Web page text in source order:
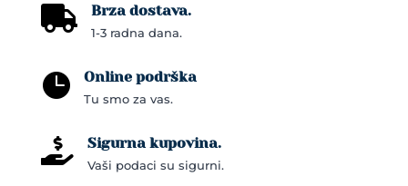
 Brza dostava.
1-3 radna dana.
 Online podrška
Tu smo za vas.
 Sigurna kupovina.
Vaši podaci su sigurni.